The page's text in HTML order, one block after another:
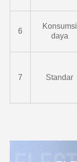
6
Konsumsi
daya
7 Standar